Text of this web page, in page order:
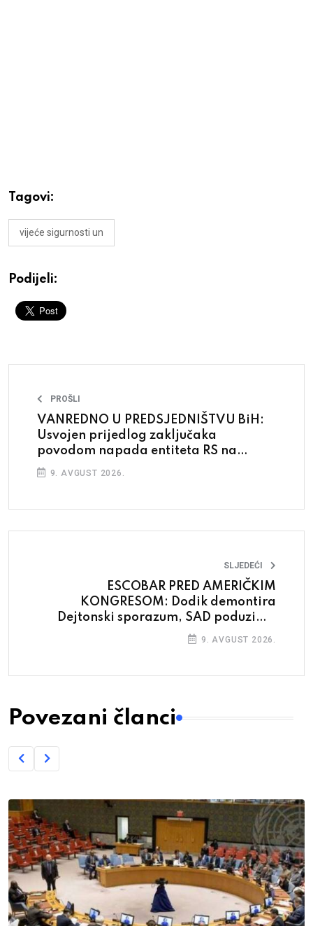
Tagovi:
vijeće sigurnosti un
Podijeli:
PROŠLI
VANREDNO U PREDSJEDNIŠTVU BiH:
Usvojen prijedlog zaključaka
povodom napada entiteta RS na
ustavni poredak BiH
9. AVGUST 2026.
SLJEDEĆI
ESCOBAR PRED AMERIČKIM
KONGRESOM: Dodik demontira
Dejtonski sporazum, SAD poduzima
9. AVGUST 2026.
Povezani članci